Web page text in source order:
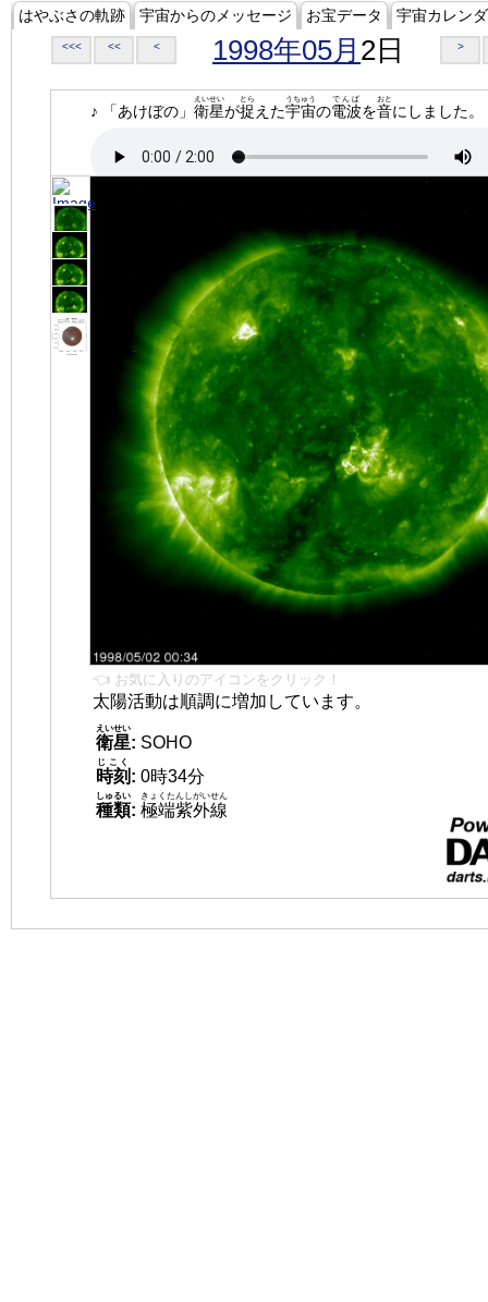
はやぶさの軌跡 宇宙からのメッセージ お宝データ 宇宙カレン
<<< << < 1998年05月 2日 >
♪ 「あけぼの」 衛星
えいせい
が捉
とら
えた宇宙
うちゅう
の電波
でんぱ
を音
おと
にしました。
👈 お気に入りのアイコンをクリック！
太陽活動は順調に増加しています。
衛星
えいせい
: SOHO
時刻
じこく
: 0時34分
種類
しゅるい
: 極端紫外線
きょくたんしがいせん